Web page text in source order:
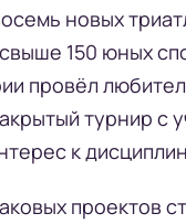
новых
150 юных
провёл
турнир с
к
проектов